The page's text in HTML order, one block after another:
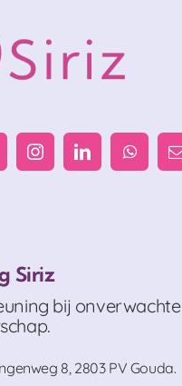
Siriz
bij onverwachte
8, 2803 PV Gouda.